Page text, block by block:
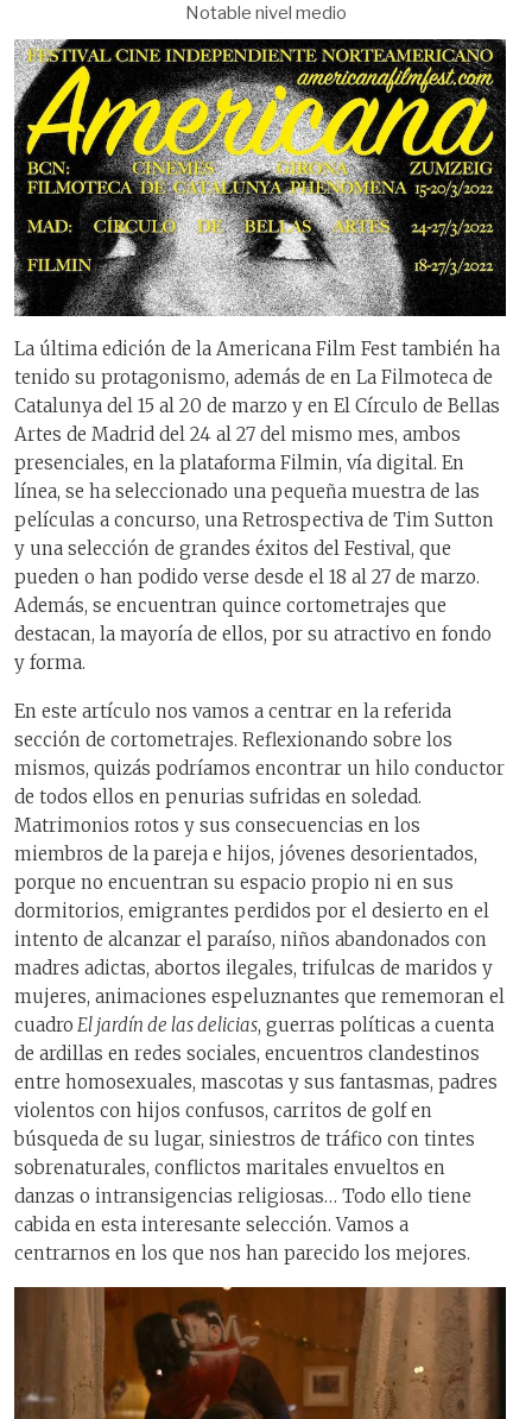
Notable nivel medio
La última edición de la Americana Film Fest también ha
tenido su protagonismo, además de en La Filmoteca de
Catalunya del 15 al 20 de marzo y en El Círculo de Bellas
Artes de Madrid del 24 al 27 del mismo mes, ambos
presenciales, en la plataforma Filmin, vía digital. En
línea, se ha seleccionado una pequeña muestra de las
películas a concurso, una Retrospectiva de Tim Sutton
y una selección de grandes éxitos del Festival, que
pueden o han podido verse desde el 18 al 27 de marzo.
Además, se encuentran quince cortometrajes que
destacan, la mayoría de ellos, por su atractivo en fondo
y forma.
En este artículo nos vamos a centrar en la referida
sección de cortometrajes. Reflexionando sobre los
mismos, quizás podríamos encontrar un hilo conductor
de todos ellos en penurias sufridas en soledad.
Matrimonios rotos y sus consecuencias en los
miembros de la pareja e hijos, jóvenes desorientados,
porque no encuentran su espacio propio ni en sus
dormitorios, emigrantes perdidos por el desierto en el
intento de alcanzar el paraíso, niños abandonados con
madres adictas, abortos ilegales, trifulcas de maridos y
mujeres, animaciones espeluznantes que rememoran el
cuadro El jardín de las delicias, guerras políticas a cuenta
de ardillas en redes sociales, encuentros clandestinos
entre homosexuales, mascotas y sus fantasmas, padres
violentos con hijos confusos, carritos de golf en
búsqueda de su lugar, siniestros de tráfico con tintes
sobrenaturales, conflictos maritales envueltos en
danzas o intransigencias religiosas… Todo ello tiene
cabida en esta interesante selección. Vamos a
centrarnos en los que nos han parecido los mejores.